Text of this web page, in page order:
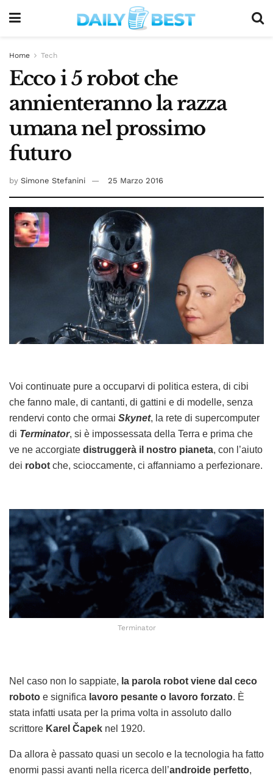
Home Tech
Ecco i 5 robot che
annienteranno la razza
umana nel prossimo
futuro
by Simone Stefanini 25 Marzo 2016
Voi continuate pure a occuparvi di politica estera, di cibi
che fanno male, di cantanti, di gattini e di modelle, senza
rendervi conto che ormai Skynet, la rete di supercomputer
di Terminator, si è impossessata della Terra e prima che
ve ne accorgiate distruggerà il nostro pianeta, con l’aiuto
dei robot che, scioccamente, ci affanniamo a perfezionare.
Terminator
Nel caso non lo sappiate, la parola robot viene dal ceco
roboto e significa lavoro pesante o lavoro forzato. È
stata infatti usata per la prima volta in assoluto dallo
scrittore Karel Čapek nel 1920.
Da allora è passato quasi un secolo e la tecnologia ha fatto
enormi passi avanti nella ricerca dell’androide perfetto,